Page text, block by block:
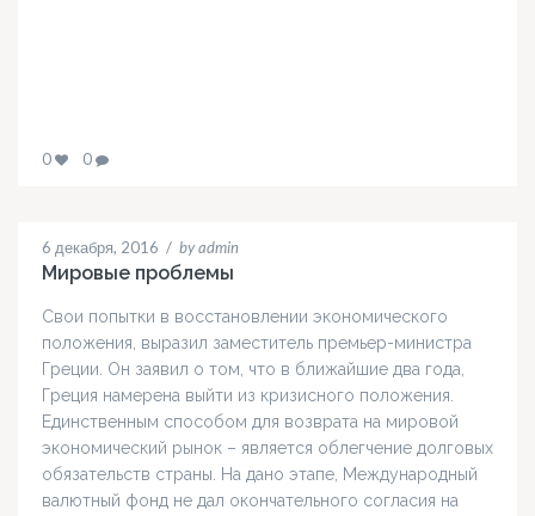
0 0
6 декабря, 2016 / by admin
Мировые проблемы
Свои попытки в восстановлении экономического
положения, выразил заместитель премьер-министра
Греции. Он заявил о том, что в ближайшие два года,
Греция намерена выйти из кризисного положения.
Единственным способом для возврата на мировой
экономический рынок – является облегчение долговых
обязательств страны. На дано этапе, Международный
валютный фонд не дал окончательного согласия на